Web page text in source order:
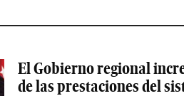
El Gobierno regional
de las prestaciones del